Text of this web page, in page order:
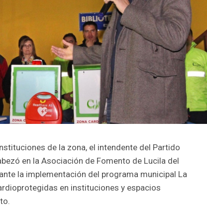
de la zona, el intendente del Partido
en la Asociación de Fomento de Lucila del
la implementación del programa municipal La
en instituciones y espacios